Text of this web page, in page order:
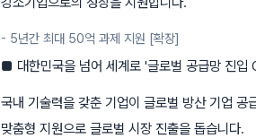
- 5년간 최대 50억 과제 지원 [확장]
■ 대한민국을 넘어 세계로 '글로벌 공급망 진입
국내 기술력을 갖춘 기업이 글로벌 방산 기업
맞춤형 지원으로 글로벌 시장 진출을 돕습니다.